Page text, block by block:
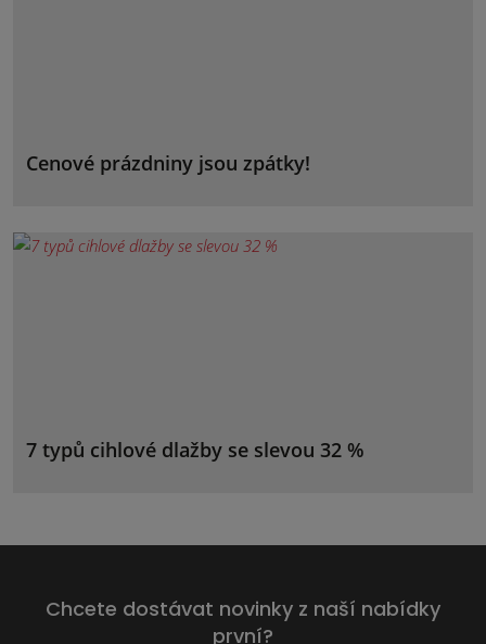
Cenové prázdniny jsou zpátky!
7 typů cihlové dlažby se slevou 32 %
Chcete dostávat novinky z naší nabídky
první?